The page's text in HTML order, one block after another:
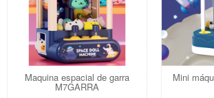
Maquina espacial de garra
M7GARRA
Mini